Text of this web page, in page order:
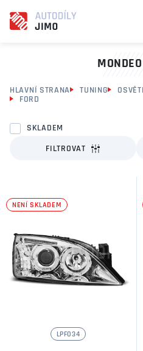
HLAVNÍ STRANA TUNING
FORD
SKLADEM
FILTROVAT
NENÍ SKLADEM
LPFO34